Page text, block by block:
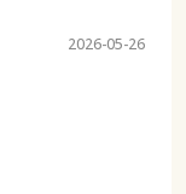
2026-05-26